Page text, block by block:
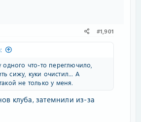
#1,901
что-то переглючило,
сижу, куки очистил... А
не только у меня.
клуба, затемнили из-за